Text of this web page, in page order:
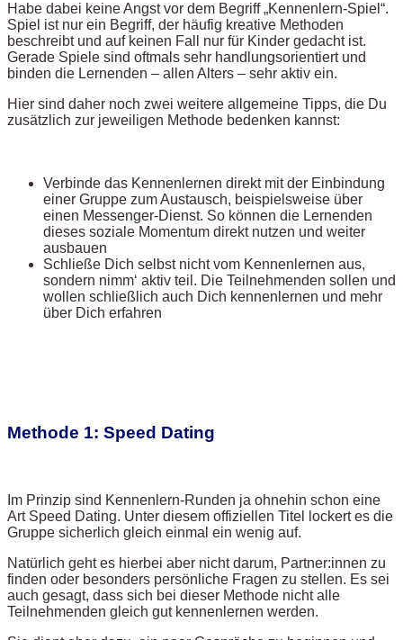
Habe dabei keine Angst vor dem Begriff „Kennenlern-Spiel“.
Spiel ist nur ein Begriff, der häufig kreative Methoden
beschreibt und auf keinen Fall nur für Kinder gedacht ist.
Gerade Spiele sind oftmals sehr handlungsorientiert und
binden die Lernenden – allen Alters – sehr aktiv ein.
Hier sind daher noch zwei weitere allgemeine Tipps, die Du
zusätzlich zur jeweiligen Methode bedenken kannst:
Verbinde das Kennenlernen direkt mit der Einbindung
einer Gruppe zum Austausch, beispielsweise über
einen Messenger-Dienst. So können die Lernenden
dieses soziale Momentum direkt nutzen und weiter
ausbauen
Schließe Dich selbst nicht vom Kennenlernen aus,
sondern nimm‘ aktiv teil. Die Teilnehmenden sollen und
wollen schließlich auch Dich kennenlernen und mehr
über Dich erfahren
Methode 1: Speed Dating
Im Prinzip sind Kennenlern-Runden ja ohnehin schon eine
Art Speed Dating. Unter diesem offiziellen Titel lockert es die
Gruppe sicherlich gleich einmal ein wenig auf.
Natürlich geht es hierbei aber nicht darum, Partner:innen zu
finden oder besonders persönliche Fragen zu stellen. Es sei
auch gesagt, dass sich bei dieser Methode nicht alle
Teilnehmenden gleich gut kennenlernen werden.